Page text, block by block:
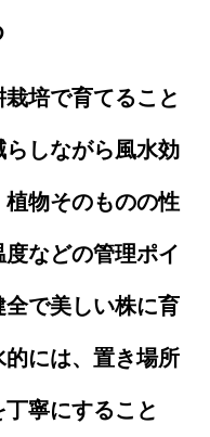
培で育てること
しながら風水効
物そのものの性
などの管理ポイ
で美しい株に育
には、置き場所
寧にすること